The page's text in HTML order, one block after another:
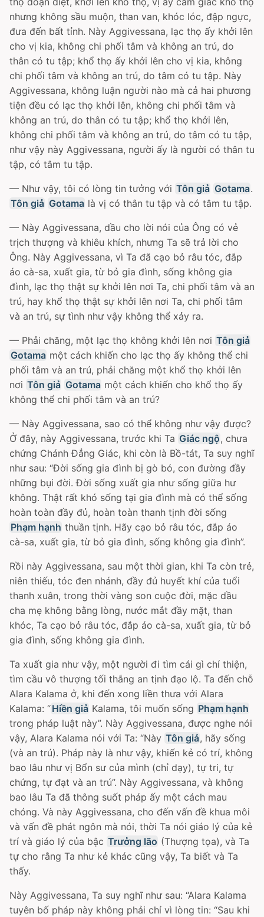
nhưng không sầu muộn, than van, khóc lóc, đập ngực,
đưa đến bất tỉnh. Này Aggivessana, lạc thọ ấy khởi lên
cho vị kia, không chi phối tâm và không an trú, do
thân có tu tập; khổ thọ ấy khởi lên cho vị kia, không
chi phối tâm và không an trú, do tâm có tu tập. Này
Aggivessana, không luận người nào mà cả hai phương
tiện đều có lạc thọ khởi lên, không chi phối tâm và
không an trú, do thân có tu tập; khổ thọ khởi lên,
không chi phối tâm và không an trú, do tâm có tu tập,
như vậy này Aggivessana, người ấy là người có thân tu
tập, có tâm tu tập.
— Như vậy, tôi có lòng tin tưởng với Tôn giả Gotama.
Tôn giả Gotama là vị có thân tu tập và có tâm tu tập.
— Này Aggivessana, dầu cho lời nói của Ông có vẻ
trịch thượng và khiêu khích, nhưng Ta sẽ trả lời cho
Ông. Này Aggivessana, vì Ta đã cạo bỏ râu tóc, đắp
áo cà-sa, xuất gia, từ bỏ gia đình, sống không gia
đình, lạc thọ thật sự khởi lên nơi Ta, chi phối tâm và an
trú, hay khổ thọ thật sự khởi lên nơi Ta, chi phối tâm
và an trú, sự tình như vậy không thể xảy ra.
— Phải chăng, một lạc thọ không khởi lên nơi Tôn giả
Gotama một cách khiến cho lạc thọ ấy không thể chi
phối tâm và an trú, phải chăng một khổ thọ khởi lên
nơi Tôn giả Gotama một cách khiến cho khổ thọ ấy
không thể chi phối tâm và an trú?
— Này Aggivessana, sao có thể không như vậy được?
Ở đây, này Aggivessana, trước khi Ta Giác ngộ, chưa
chứng Chánh Ðẳng Giác, khi còn là Bồ-tát, Ta suy nghĩ
như sau: “Ðời sống gia đình bị gò bó, con đường đầy
những bụi đời. Ðời sống xuất gia như sống giữa hư
không. Thật rất khó sống tại gia đình mà có thể sống
hoàn toàn đầy đủ, hoàn toàn thanh tịnh đời sống
Phạm hạnh thuần tịnh. Hãy cạo bỏ râu tóc, đắp áo
cà-sa, xuất gia, từ bỏ gia đình, sống không gia đình”.
Rồi này Aggivessana, sau một thời gian, khi Ta còn trẻ,
niên thiếu, tóc đen nhánh, đầy đủ huyết khí của tuổi
thanh xuân, trong thời vàng son cuộc đời, mặc dầu
cha mẹ không bằng lòng, nước mắt đầy mặt, than
khóc, Ta cạo bỏ râu tóc, đắp áo cà-sa, xuất gia, từ bỏ
gia đình, sống không gia đình.
Ta xuất gia như vậy, một người đi tìm cái gì chí thiện,
tìm cầu vô thượng tối thắng an tịnh đạo lộ. Ta đến chỗ
Alara Kalama ở, khi đến xong liền thưa với Alara
Kalama: “Hiền giả Kalama, tôi muốn sống Phạm hạnh
trong pháp luật này”. Này Aggivessana, được nghe nói
vậy, Alara Kalama nói với Ta: “Này Tôn giả, hãy sống
(và an trú). Pháp này là như vậy, khiến kẻ có trí, không
bao lâu như vị Bổn sư của mình (chỉ dạy), tự tri, tự
chứng, tự đạt và an trú”. Này Aggivessana, và không
bao lâu Ta đã thông suốt pháp ấy một cách mau
chóng. Và này Aggivessana, cho đến vấn đề khua môi
và vấn đề phát ngôn mà nói, thời Ta nói giáo lý của kẻ
trí và giáo lý của bậc Trưởng lão (Thượng tọa), và Ta
tự cho rằng Ta như kẻ khác cũng vậy, Ta biết và Ta
thấy.
Này Aggivessana, Ta suy nghĩ như sau: “Alara Kalama
tuyên bố pháp này không phải chỉ vì lòng tin: “Sau khi